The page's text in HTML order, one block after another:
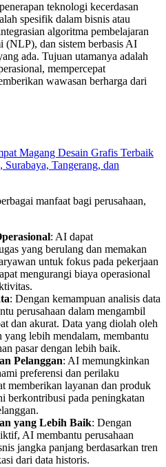
teknologi kecerdasan
spesifik dalam bisnis atau
algoritma pembelajaran
(NLP), dan sistem berbasis AI
ada. Tujuan utamanya adalah
mempercepat
wawasan berharga dari
Magang Desain Grafis Terbaik
Tangerang, dan
manfaat bagi perusahaan,
: AI dapat
yang berulang dan memakan
untuk fokus pada pekerjaan
mengurangi biaya operasional
: Dengan kemampuan analisis data
perusahaan dalam mengambil
dan akurat. Data yang diolah oleh
lebih mendalam, membantu
pasar dengan lebih baik.
Pelanggan: AI memungkinkan
preferensi dan perilaku
memberikan layanan dan produk
berkontribusi pada peningkatan
yang Lebih Baik: Dengan
AI membantu perusahaan
jangka panjang berdasarkan tren
dari data historis.